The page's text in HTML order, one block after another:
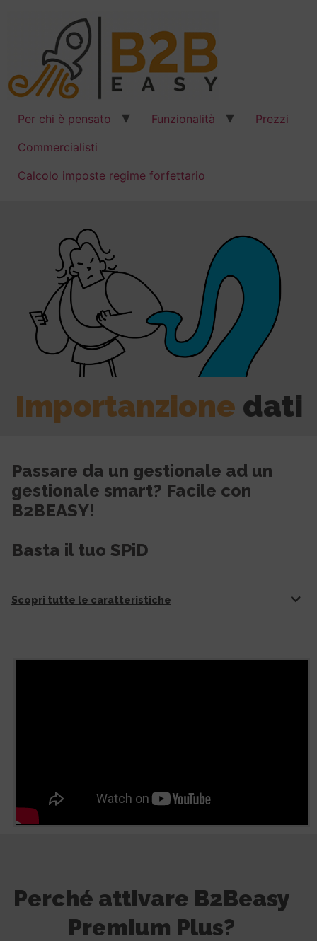
Per chi è pensato Funzionalità
Prezzi
Commercialisti
Calcolo imposte regime forfettario
Importanzione dati
Passare da un gestionale ad un
gestionale smart? Facile con
B2BEASY!
Basta il tuo SPiD
Scopri tutte le caratteristiche
Perché attivare B2Beasy
Premium Plus?